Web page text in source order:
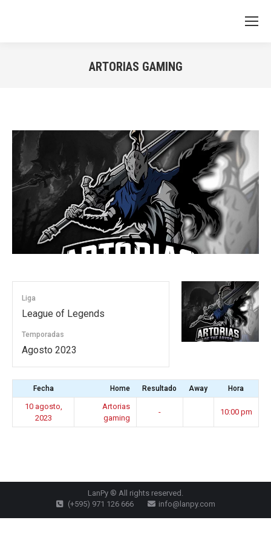
ARTORIAS GAMING
Liga
League of Legends
Temporadas
Agosto 2023
Fecha Home Resultado Away Hora
10 agosto,
2023
Artorias
gaming
- 10:00 pm
LanPy ® All rights reserved.
(+595) 971 126 666
info@lanpy.com